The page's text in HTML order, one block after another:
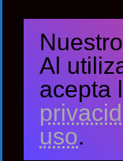
Al
acepta
uso.